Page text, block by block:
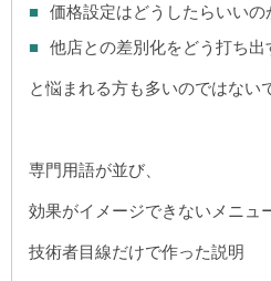
価格設定はどうしたらいいの
他店との差別化をどう打ち出
と悩まれる方も多いのではない
専門用語が並び、
効果がイメージできないメニュ
技術者目線だけで作った説明